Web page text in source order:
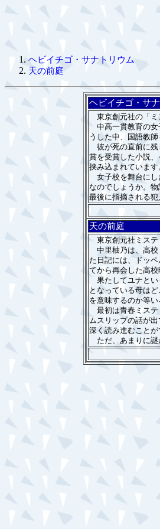
ヘビイチゴ・サナトリウム
天の前庭
ヘビイチゴ・サ
東京創元社の「ミ
中高一貫教育の女
うした中、国語教
彼が死の直前に残
賞を受賞した小説
挟み込まれていま
女子校を舞台にし
なのでしょうか。
最後に指摘される
天の前庭
東京創元社ミステ
中里柚乃は、高校
た日記には、ドッ
てから再会した高
果たしてユナとい
となっている母は
を意味するのか等
最初は青春ミステ
ムスリップの話が
深く読み進むことが
ただ、あまりに謎